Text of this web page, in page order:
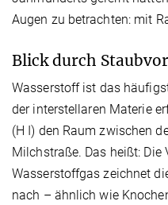
Augen zu betrachten: mit
Blick durch
Wasserstoff ist das
der interstellaren Materie
(H I) den Raum zwischen
Milchstraße. Das heißt: Die
Wasserstoffgas zeichnet
nach – ähnlich wie